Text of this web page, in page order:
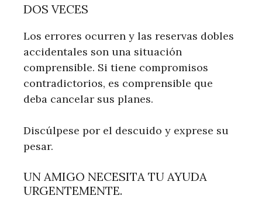
DOS VECES
Los errores ocurren y las reservas dobles
accidentales son una situación
comprensible. Si tiene compromisos
contradictorios, es comprensible que
deba cancelar sus planes.
Discúlpese por el descuido y exprese su
pesar.
UN AMIGO NECESITA TU AYUDA
URGENTEMENTE.